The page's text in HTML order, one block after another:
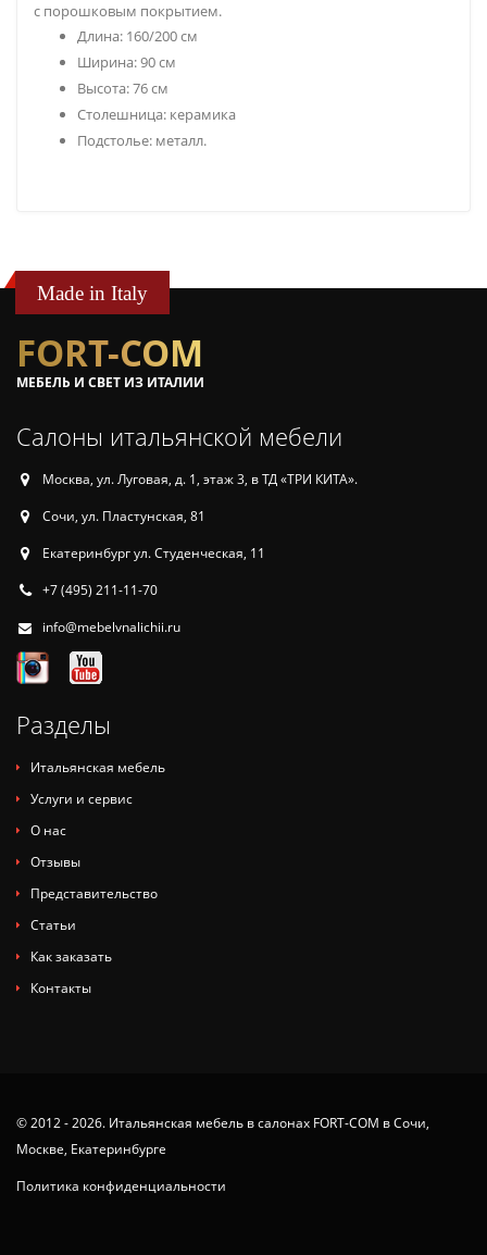
с порошковым покрытием.
Длина: 160/200 см
Ширина: 90 см
Высота: 76 см
Столешница: керамика
Подстолье: металл.
Made in Italy
FORT-COM
МЕБЕЛЬ И СВЕТ ИЗ ИТАЛИИ
Салоны итальянской мебели
Москва, ул. Луговая, д. 1, этаж 3, в ТД «ТРИ КИТА».
Сочи, ул. Пластунская, 81
Екатеринбург ул. Студенческая, 11
+7 (495) 211-11-70
info@mebelvnalichii.ru
Разделы
Итальянская мебель
Услуги и сервис
О нас
Отзывы
Представительство
Статьи
Как заказать
Контакты
© 2012 - 2026. Итальянская мебель в салонах FORT-COM в Сочи,
Москве, Екатеринбурге
Политика конфиденциальности